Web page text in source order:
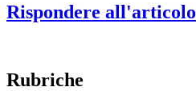
Rispondere all'articolo
Rubriche